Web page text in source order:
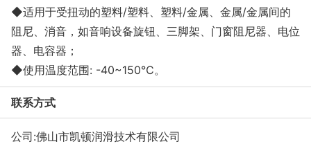
◆适用于受扭动的塑料/塑料、塑料/金属、金属/金属间的
阻尼、消音，如音响设备旋钮、三脚架、门窗阻尼器、电位
器、电容器；
◆使用温度范围: -40~150℃。
联系方式
公司:佛山市凯顿润滑技术有限公司